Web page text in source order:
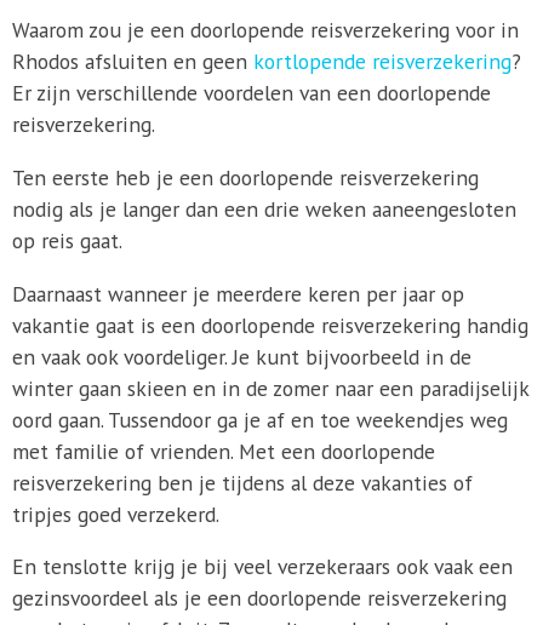
Waarom zou je een doorlopende reisverzekering voor in
Rhodos afsluiten en geen kortlopende reisverzekering?
Er zijn verschillende voordelen van een doorlopende
reisverzekering.
Ten eerste heb je een doorlopende reisverzekering
nodig als je langer dan een drie weken aaneengesloten
op reis gaat.
Daarnaast wanneer je meerdere keren per jaar op
vakantie gaat is een doorlopende reisverzekering handig
en vaak ook voordeliger. Je kunt bijvoorbeeld in de
winter gaan skieen en in de zomer naar een paradijselijk
oord gaan. Tussendoor ga je af en toe weekendjes weg
met familie of vrienden. Met een doorlopende
reisverzekering ben je tijdens al deze vakanties of
tripjes goed verzekerd.
En tenslotte krijg je bij veel verzekeraars ook vaak een
gezinsvoordeel als je een doorlopende reisverzekering